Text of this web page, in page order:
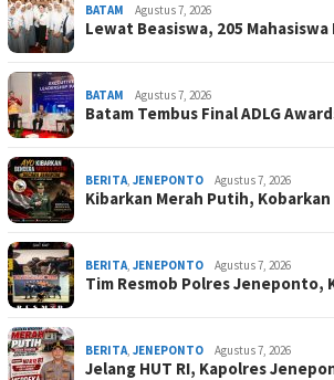
BATAM Agustus 7, 2026
Lewat Beasiswa, 205
BATAM Agustus 7, 2026
Batam Tembus Final ADLG
BERITA JENEPONTO Agustus 7, 2026
Kibarkan Merah Putih,
BERITA JENEPONTO Agustus 7, 2026
Tim Resmob Polres Jeneponto,
BERITA JENEPONTO Agustus 7, 2026
Jelang HUT RI, Kapolres